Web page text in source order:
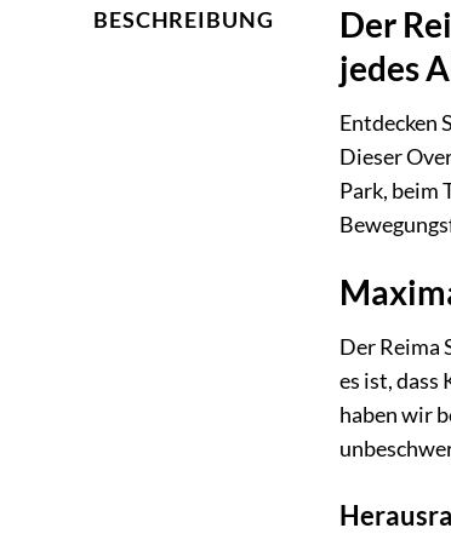
BESCHREIBUNG
Der
jedes
Entdecken
Dieser
Park, beim
Der Reima
es ist,
haben wir